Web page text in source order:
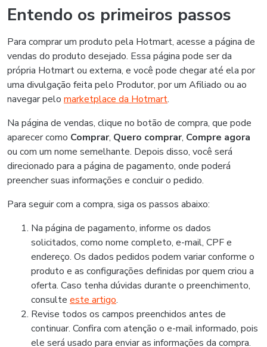
Entendo os primeiros passos
Para comprar um produto pela Hotmart, acesse a página de
vendas do produto desejado. Essa página pode ser da
própria Hotmart ou externa, e você pode chegar até ela por
uma divulgação feita pelo Produtor, por um Afiliado ou ao
navegar pelo marketplace da Hotmart.
Na página de vendas, clique no botão de compra, que pode
aparecer como Comprar, Quero comprar, Compre agora
ou com um nome semelhante. Depois disso, você será
direcionado para a página de pagamento, onde poderá
preencher suas informações e concluir o pedido.
Para seguir com a compra, siga os passos abaixo:
Na página de pagamento, informe os dados
solicitados, como nome completo, e-mail, CPF e
endereço. Os dados pedidos podem variar conforme o
produto e as configurações definidas por quem criou a
oferta. Caso tenha dúvidas durante o preenchimento,
consulte este artigo.
Revise todos os campos preenchidos antes de
continuar. Confira com atenção o e-mail informado, pois
ele será usado para enviar as informações da compra.